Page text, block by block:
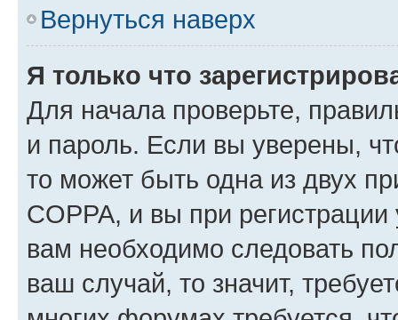
Вернуться наверх
Я только что
Для начала проверьте,
и пароль. Если вы уверены,
то может быть одна из двух
COPPA, и вы при
вам необходимо следовать
ваш случай, то значит,